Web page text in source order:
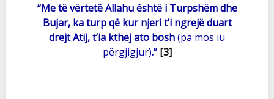
“Me të vërtetë Allahu është i Turpshëm dhe
Bujar, ka turp që kur njeri t’i ngrejë duart
drejt Atij, t’ia kthej ato bosh(pa mos iu
përgjigjur).”[3]